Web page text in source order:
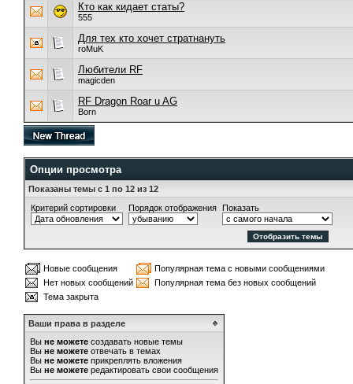
Кто как кидает статы?
555
Для тех кто хочет стратнануть
roMuK
Любители RF
magicden
RF Dragon Roar u AG
Born
Опции просмотра
Показаны темы с 1 по 12 из 12
Критерий сортировки
Порядок отображения Показать
Новые сообщения
Популярная тема с новыми сообщениями
Нет новых сообщений
Популярная тема без новых сообщений
Тема закрыта
Ваши права в разделе
Вы не можете создавать новые темы
Вы не можете отвечать в темах
Вы не можете прикреплять вложения
Вы не можете редактировать свои сообщения